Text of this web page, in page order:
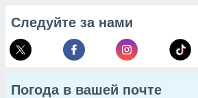
Следуйте за нами
Погода в вашей почте